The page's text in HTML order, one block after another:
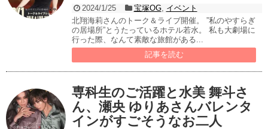
2024/1/25 宝塚OG, イベント
北翔海莉さんのトーク＆ライブ開催。 ”私のやすらぎ
の居場所”とうたっているホテル若水。 私も大劇場に
行った際、なんて素敵な旅館がある...
記事を読む
専科生のご活躍と水美 舞斗さ
ん、瀬央 ゆりあさんバレンタ
インがすごそうなお二人